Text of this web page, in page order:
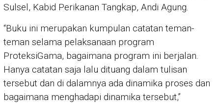
Sulsel, Kabid Perikanan Tangkap, Andi Agung.
“Buku ini merupakan kumpulan catatan teman-
teman selama pelaksanaan program
ProteksiGama, bagaimana program ini berjalan.
Hanya catatan saja lalu dituang dalam tulisan
tersebut dan di dalamnya ada dinamika proses dan
bagaimana menghadapi dinamika tersebut,”